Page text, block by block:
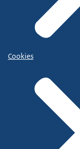
Cookies